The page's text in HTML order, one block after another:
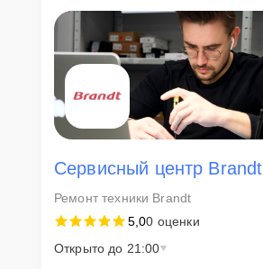
Сервисный центр Brandt
Ремонт техники Brandt
5,00 оценки
Открыто до 21:00